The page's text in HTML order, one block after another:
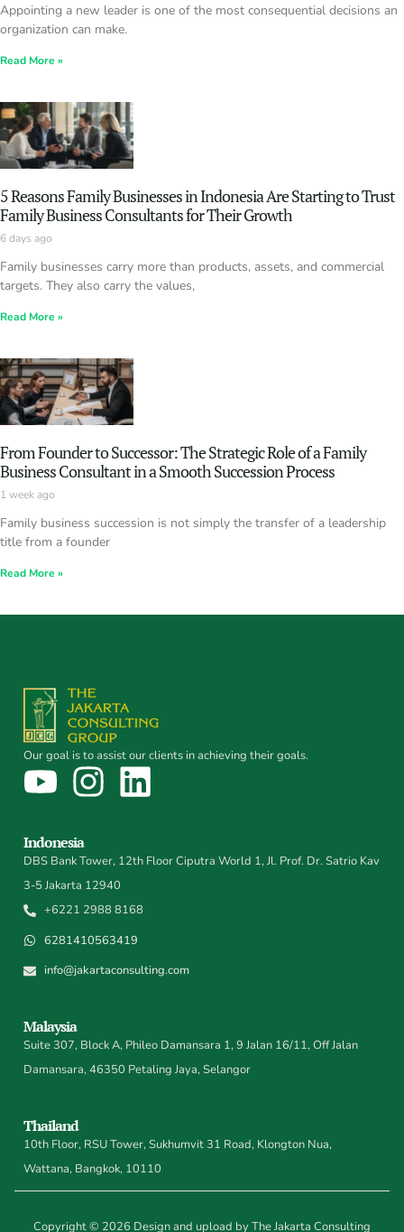
Appointing a new leader is one of the most consequential decisions an
organization can make.
Read More »
5 Reasons Family Businesses in Indonesia Are Starting to Trust
Family Business Consultants for Their Growth
6 days ago
Family businesses carry more than products, assets, and commercial
targets. They also carry the values,
Read More »
From Founder to Successor: The Strategic Role of a Family
Business Consultant in a Smooth Succession Process
1 week ago
Family business succession is not simply the transfer of a leadership
title from a founder
Read More »
Our goal is to assist our clients in achieving their goals.
Indonesia
DBS Bank Tower, 12th Floor Ciputra World 1, Jl. Prof. Dr. Satrio Kav
3-5 Jakarta 12940
+6221 2988 8168
6281410563419
info@jakartaconsulting.com
Malaysia
Suite 307, Block A, Phileo Damansara 1, 9 Jalan 16/11, Off Jalan
Damansara, 46350 Petaling Jaya, Selangor
Thailand
10th Floor, RSU Tower, Sukhumvit 31 Road, Klongton Nua,
Wattana, Bangkok, 10110
Copyright © 2026 Design and upload by The Jakarta Consulting